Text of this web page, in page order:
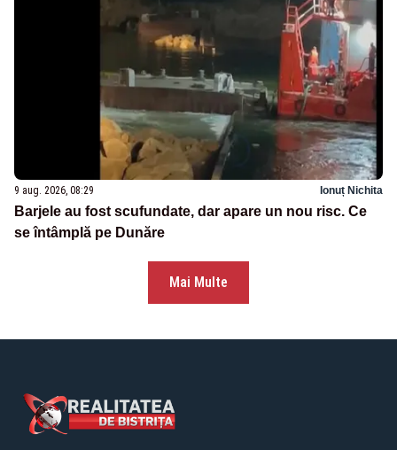
9 aug. 2026, 08:29 Ionuț Nichita
Barjele au fost scufundate, dar apare un nou risc. Ce
se întâmplă pe Dunăre
Mai Multe